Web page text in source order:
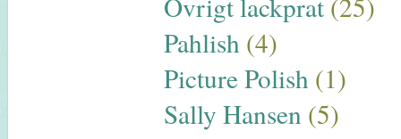
Pahlish (4)
Picture Polish (1)
Sally Hansen (5)